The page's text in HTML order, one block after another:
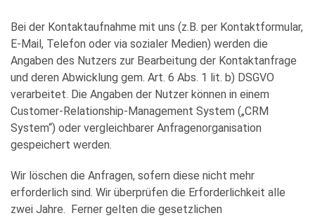
Bei der Kontaktaufnahme mit uns (z.B. per Kontaktformular,
E-Mail, Telefon oder via sozialer Medien) werden die
Angaben des Nutzers zur Bearbeitung der Kontaktanfrage
und deren Abwicklung gem. Art. 6 Abs. 1 lit. b) DSGVO
verarbeitet. Die Angaben der Nutzer können in einem
Customer-Relationship-Management System („CRM
System“) oder vergleichbarer Anfragenorganisation
gespeichert werden.
Wir löschen die Anfragen, sofern diese nicht mehr
erforderlich sind. Wir überprüfen die Erforderlichkeit alle
zwei Jahre. Ferner gelten die gesetzlichen